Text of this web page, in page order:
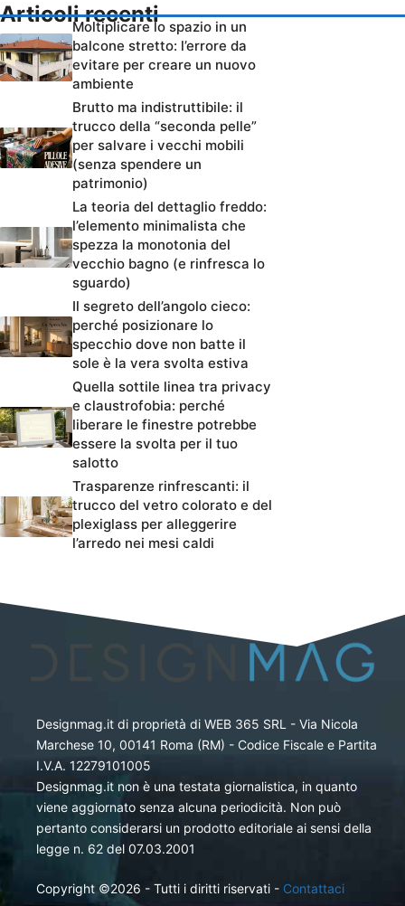
Articoli recenti
Moltiplicare lo spazio in un
balcone stretto: l’errore da
evitare per creare un nuovo
ambiente
Brutto ma indistruttibile: il
trucco della “seconda pelle”
per salvare i vecchi mobili
(senza spendere un
patrimonio)
La teoria del dettaglio freddo:
l’elemento minimalista che
spezza la monotonia del
vecchio bagno (e rinfresca lo
sguardo)
Il segreto dell’angolo cieco:
perché posizionare lo
specchio dove non batte il
sole è la vera svolta estiva
Quella sottile linea tra privacy
e claustrofobia: perché
liberare le finestre potrebbe
essere la svolta per il tuo
salotto
Trasparenze rinfrescanti: il
trucco del vetro colorato e del
plexiglass per alleggerire
l’arredo nei mesi caldi
Designmag.it di proprietà di WEB 365 SRL - Via Nicola
Marchese 10, 00141 Roma (RM) - Codice Fiscale e Partita
I.V.A. 12279101005
Designmag.it non è una testata giornalistica, in quanto
viene aggiornato senza alcuna periodicità. Non può
pertanto considerarsi un prodotto editoriale ai sensi della
legge n. 62 del 07.03.2001
Copyright ©2026 - Tutti i diritti riservati - Contattaci